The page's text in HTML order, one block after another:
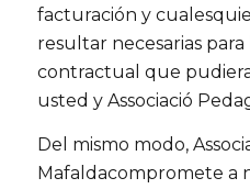
facturación y
resultar necesarias
contractual que
usted y Associació
Del mismo modo,
Mafaldacompromete a